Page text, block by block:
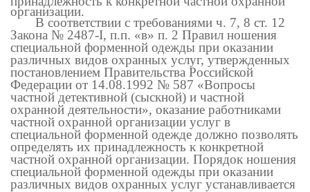
организации.
В соответствии с требованиями ч. 7, 8 ст. 12
Закона № 2487-I, п.п. «в» п. 2 Правил ношения
специальной форменной одежды при оказании
различных видов охранных услуг, утвержденных
постановлением Правительства Российской
Федерации от 14.08.1992 № 587 «Вопросы
частной детективной (сыскной) и частной
охранной деятельности», оказание работниками
частной охранной организации услуг в
специальной форменной одежде должно позволять
определять их принадлежность к конкретной
частной охранной организации. Порядок ношения
специальной форменной одежды при оказании
различных видов охранных услуг устанавливается